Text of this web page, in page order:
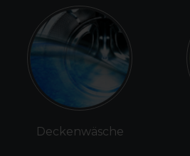
Deckenwäsche